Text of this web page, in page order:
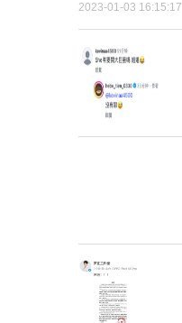
2023-01-03 16:15:17